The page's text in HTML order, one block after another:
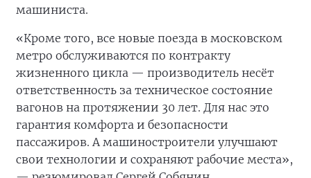
машиниста.
«Кроме того, все новые поезда в московском
метро обслуживаются по контракту
жизненного цикла — производитель несёт
ответственность за техническое состояние
вагонов на протяжении 30 лет. Для нас это
гарантия комфорта и безопасности
пассажиров. А машиностроители улучшают
свои технологии и сохраняют рабочие места»,